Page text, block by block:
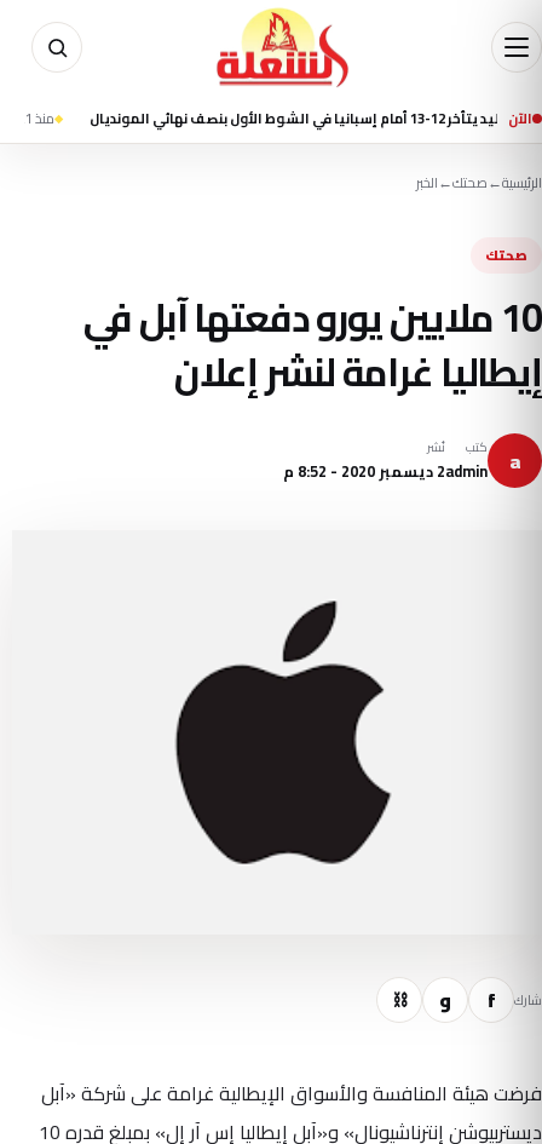
الآن
المونديال منذ 21 ساعة مقتل 7 أشخاص في إطلاق نار بمدرسة شمال بانكوك وانتحار الطالب المشتبه به
الرئيسية←صحتك←الخبر
صحتك
10 ملايين يورو دفعتها آبل في
إيطاليا غرامة لنشر إعلان
a كتب
admin
نُشر
2 ديسمبر 2020 - 8:52 م
شارك f و ⛓
فرضت هيئة المنافسة والأسواق الإيطالية غرامة على شركة «آبل
ديستربيوشن إنترناشيونال» و«آبل إيطاليا إس آر إل» بمبلغ قدره 10